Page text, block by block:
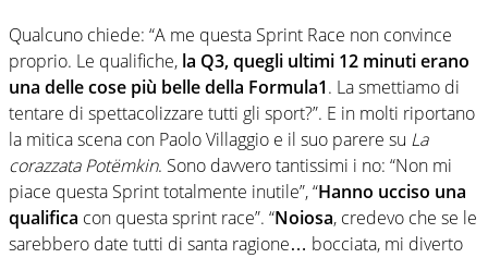
Qualcuno chiede: “A me questa Sprint Race non convince
proprio. Le qualifiche, la Q3, quegli ultimi 12 minuti erano
una delle cose più belle della Formula1. La smettiamo di
tentare di spettacolizzare tutti gli sport?”. E in molti riportano
la mitica scena con Paolo Villaggio e il suo parere su La
corazzata Potëmkin. Sono davvero tantissimi i no: “Non mi
piace questa Sprint totalmente inutile”, “Hanno ucciso una
qualifica con questa sprint race”. “Noiosa, credevo che se le
sarebbero date tutti di santa ragione… bocciata, mi diverto